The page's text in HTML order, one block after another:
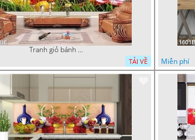
Tranh giỏ bánh mì và trái cây in kính bếp
TẢI VỀ
Miễn phí